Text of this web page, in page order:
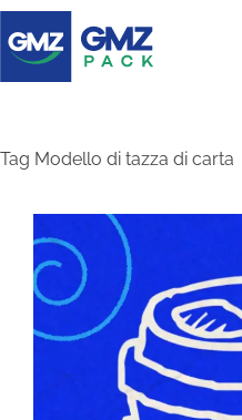
Tag Modello di tazza di carta